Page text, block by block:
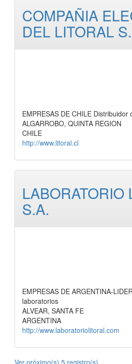
COMPAÑIA
DEL LITORAL
EMPRESAS DE CHILE
ALGARROBO, QUINTA REGION
CHILE
http://www.litoral.cl
LABORATORIO
S.A.
EMPRESAS DE ARGENTINA-
laboratorios
ALVEAR, SANTA FE
ARGENTINA
http://www.laboratoriolitoral.com
Ver próximo(s) 5 registro(s).